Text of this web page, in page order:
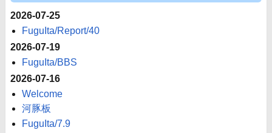
2026-07-25
FuguIta/Report/40
2026-07-19
FuguIta/BBS
2026-07-16
Welcome
河豚板
FuguIta/7.9